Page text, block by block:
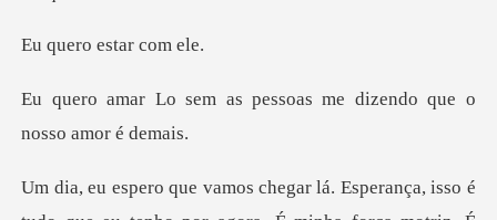
estar c
pessoas me dizendo que
isso é